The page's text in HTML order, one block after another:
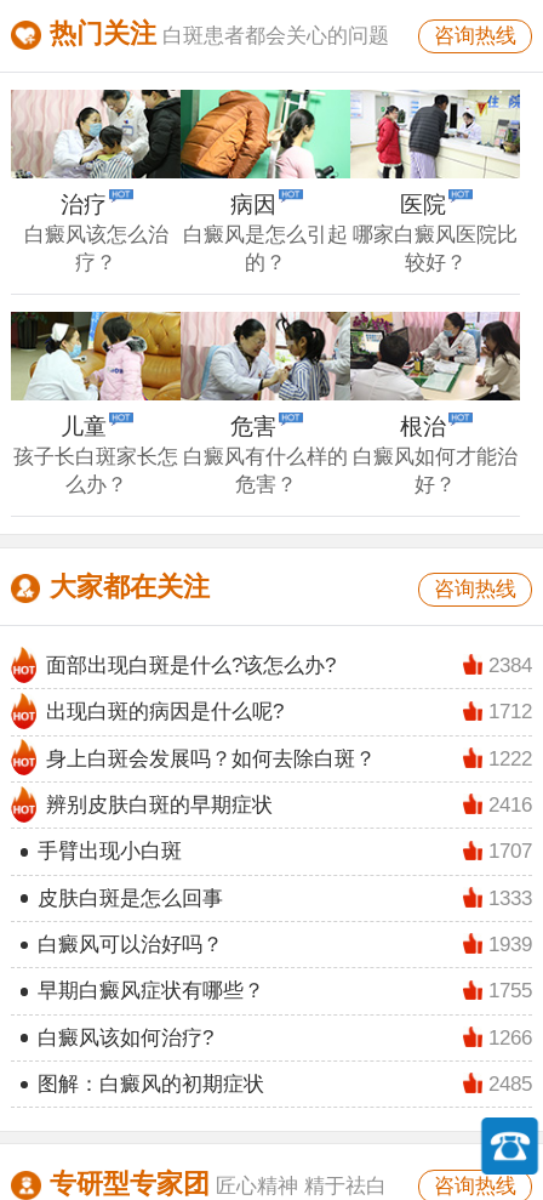
咨询热线
热门关注 白斑患者都会关心的问题
治疗
白癜风该怎么治
疗？
病因
白癜风是怎么引起
的？
医院
哪家白癜风医院比
较好？
儿童
孩子长白斑家长怎
么办？
危害
白癜风有什么样的
危害？
根治
白癜风如何才能治
好？
咨询热线
大家都在关注
2384
面部出现白斑是什么?该怎么办?
1712
出现白斑的病因是什么呢?
1222
身上白斑会发展吗？如何去除白斑？
2416
辨别皮肤白斑的早期症状
1707
手臂出现小白斑
1333
皮肤白斑是怎么回事
1939
白癜风可以治好吗？
1755
早期白癜风症状有哪些？
1266
白癜风该如何治疗?
2485
图解：白癜风的初期症状
咨询热线
专研型专家团 匠心精神 精于祛白